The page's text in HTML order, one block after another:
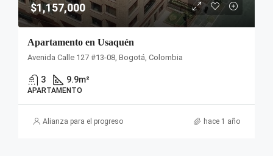
$1,157,000
Apartamento en Usaquén
Avenida Calle 127 #13-08, Bogotá, Colombia
3 9.9m²
APARTAMENTO
Alianza para el progreso hace 1 año